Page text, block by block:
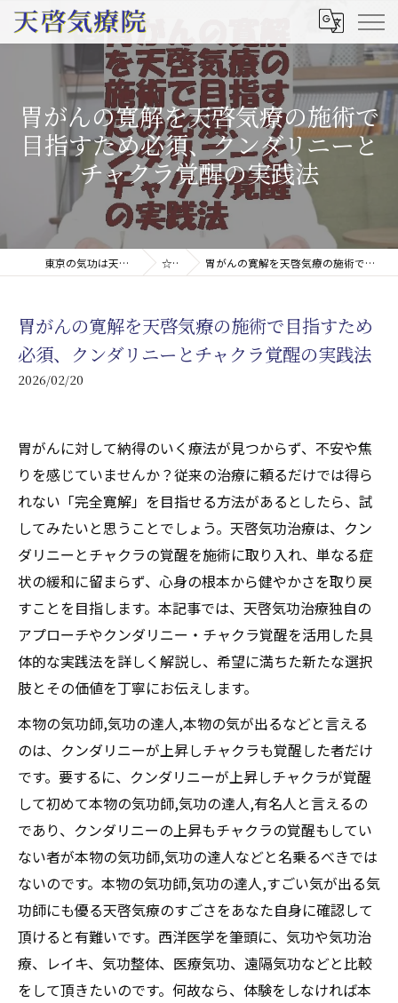
胃がんの寛解を天啓気療の施術で
目指すため必須、クンダリニーと
チャクラ覚醒の実践法
東京の気功は天啓気療院(天啓気功療法治療院) ☆コラム 胃がんの寛解を天啓気療の施術で目指すため必須、クンダリニーとチャクラ覚醒の実践法
胃がんの寛解を天啓気療の施術で目指すため
必須、クンダリニーとチャクラ覚醒の実践法
2026/02/20
胃がんに対して納得のいく療法が見つからず、不安や焦
りを感じていませんか？従来の治療に頼るだけでは得ら
れない「完全寛解」を目指せる方法があるとしたら、試
してみたいと思うことでしょう。天啓気功治療は、クン
ダリニーとチャクラの覚醒を施術に取り入れ、単なる症
状の緩和に留まらず、心身の根本から健やかさを取り戻
すことを目指します。本記事では、天啓気功治療独自の
アプローチやクンダリニー・チャクラ覚醒を活用した具
体的な実践法を詳しく解説し、希望に満ちた新たな選択
肢とその価値を丁寧にお伝えします。
本物の気功師,気功の達人,本物の気が出るなどと言える
のは、クンダリニーが上昇しチャクラも覚醒した者だけ
です。要するに、クンダリニーが上昇しチャクラが覚醒
して初めて本物の気功師,気功の達人,有名人と言えるの
であり、クンダリニーの上昇もチャクラの覚醒もしてい
ない者が本物の気功師,気功の達人などと名乗るべきでは
ないのです。本物の気功師,気功の達人,すごい気が出る気
功師にも優る天啓気療のすごさをあなた自身に確認して
頂けると有難いです。西洋医学を筆頭に、気功や気功治
療、レイキ、気功整体、医療気功、遠隔気功などと比較
をして頂きたいのです。何故なら、体験をしなければ本